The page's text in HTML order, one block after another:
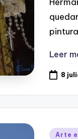
Leer
8
Arte